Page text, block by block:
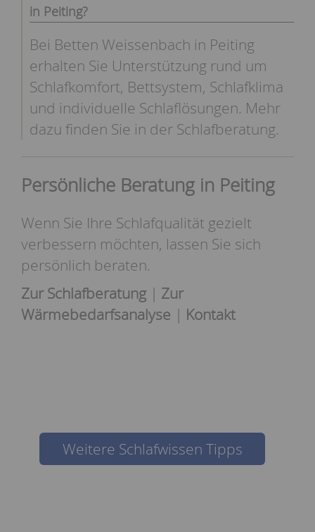
in Peiting?
Bei Betten Weissenbach in Peiting
erhalten Sie Unterstützung rund um
Schlafkomfort, Bettsystem, Schlafklima
und individuelle Schlaflösungen. Mehr
dazu finden Sie in der Schlafberatung.
Persönliche Beratung in Peiting
Wenn Sie Ihre Schlafqualität gezielt
verbessern möchten, lassen Sie sich
persönlich beraten.
Zur Schlafberatung
Zur
Wärmebedarfsanalyse
Kontakt
Weitere Schlafwissen Tipps